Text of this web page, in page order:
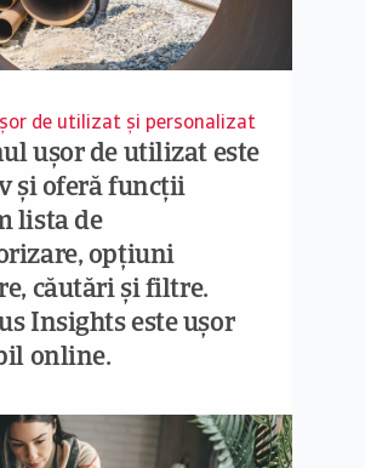
de utilizat și personalizat
ușor de utilizat este
și oferă funcții
lista de
opțiuni
căutări și filtre.
Insights este ușor
online.